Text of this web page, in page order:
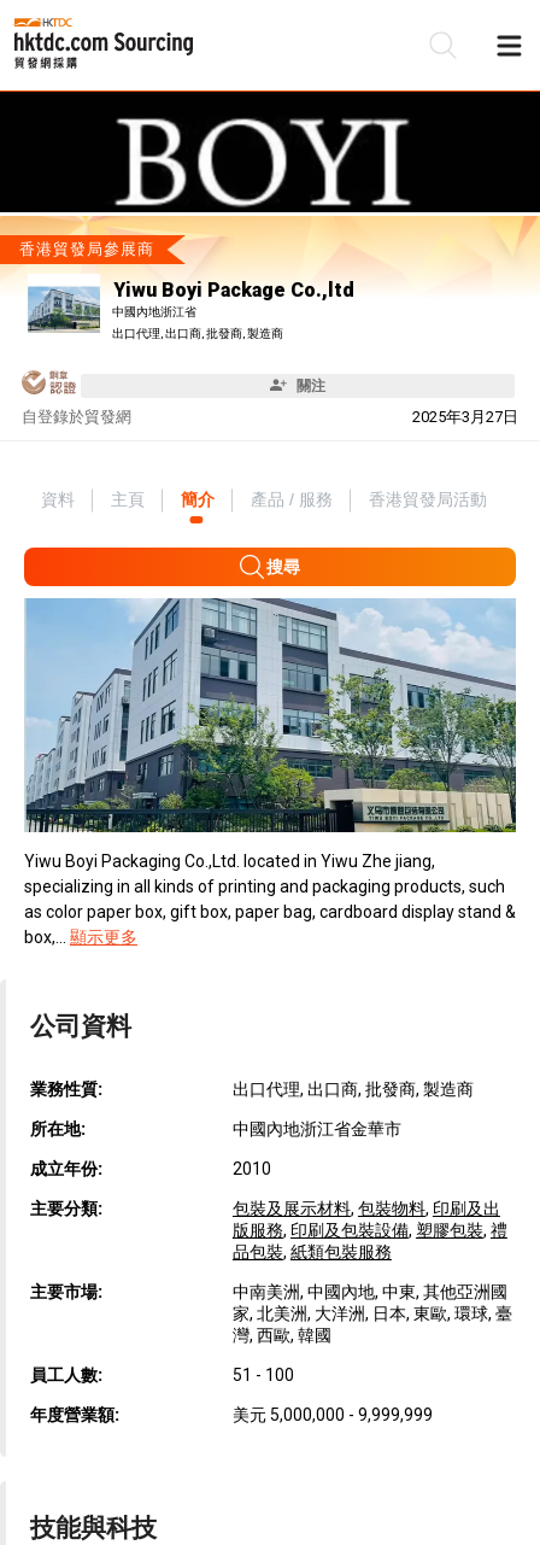
香港貿發局參展商
Yiwu Boyi Package Co.,ltd
中國內地浙江省
出口代理, 出口商, 批發商, 製造商
關注
自 2025年3月27日
登錄於貿發網
資料 主頁 簡介 產品 / 服務 香港貿發局活動
搜尋
Yiwu Boyi Packaging Co.,Ltd. located in Yiwu Zhe jiang,
specializing in all kinds of printing and packaging products, such
as color paper box, gift box, paper bag, cardboard display stand &
box,... 顯示更多
公司資料
業務性質: 出口代理, 出口商, 批發商, 製造商
所在地: 中國內地浙江省金華市
成立年份: 2010
主要分類: 包裝及展示材料, 包裝物料, 印刷及出
版服務, 印刷及包裝設備, 塑膠包裝, 禮
品包裝, 紙類包裝服務
主要市場:
中南美洲, 中國內地, 中東, 其他亞洲國
家, 北美洲, 大洋洲, 日本, 東歐, 環球, 臺
灣, 西歐, 韓國
員工人數: 51 - 100
年度營業額: 美元 5,000,000 - 9,999,999
技能與科技